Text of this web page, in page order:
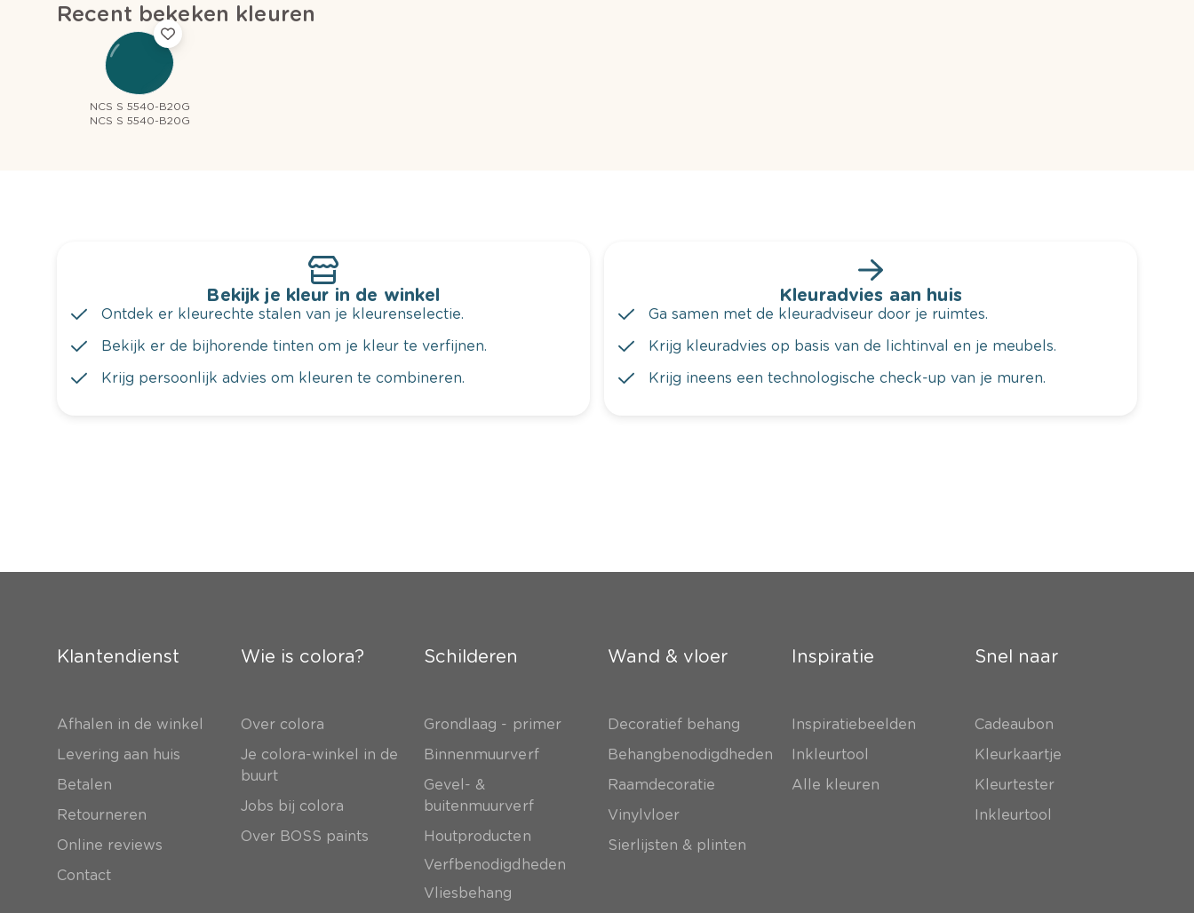
Recent bekeken kleuren
NCS S 5540-B20G
NCS S 5540-B20G
Bekijk je kleur in de winkel
Ontdek er kleurechte stalen van je kleurenselectie.
Bekijk er de bijhorende tinten om je kleur te verfijnen.
Krijg persoonlijk advies om kleuren te combineren.
Kleuradvies aan huis
Ga samen met de kleuradviseur door je ruimtes.
Krijg kleuradvies op basis van de lichtinval en je meubels.
Krijg ineens een technologische check-up van je muren.
Klantendienst
Afhalen in de winkel
Levering aan huis
Betalen
Retourneren
Online reviews
Contact
Wie is colora?
Over colora
Je colora-winkel in de
buurt
Jobs bij colora
Over BOSS paints
Schilderen
Grondlaag - primer
Binnenmuurverf
Gevel- &
buitenmuurverf
Houtproducten
Verfbenodigdheden
Vliesbehang
Wand & vloer
Decoratief behang
Behangbenodigdheden
Raamdecoratie
Vinylvloer
Sierlijsten & plinten
Inspiratie
Inspiratiebeelden
Inkleurtool
Alle kleuren
Snel naar
Cadeaubon
Kleurkaartje
Kleurtester
Inkleurtool